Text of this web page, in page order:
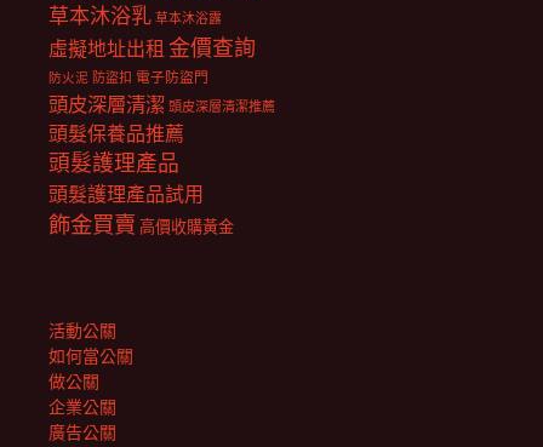
草本沐浴乳 草本沐浴露
虛擬地址出租 金價查詢
防火泥 防盜扣 電子防盜門
頭皮深層清潔 頭皮深層清潔推薦
頭髮保養品推薦
頭髮護理產品
頭髮護理產品試用
飾金買賣 高價收購黃金
活動公關
如何當公關
做公關
企業公關
廣告公關